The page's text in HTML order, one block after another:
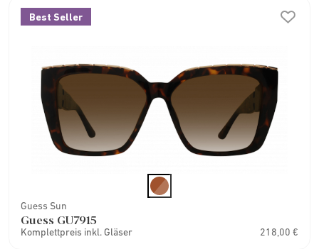
Best Seller
Guess Sun
Guess GU7915
Komplettpreis inkl. Gläser 218,00 €